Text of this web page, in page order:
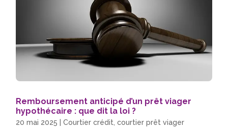
Remboursement anticipé d’un prêt viager
hypothécaire : que dit la loi ?
20 mai 2025 |Courtier crédit ,courtier prêt viager